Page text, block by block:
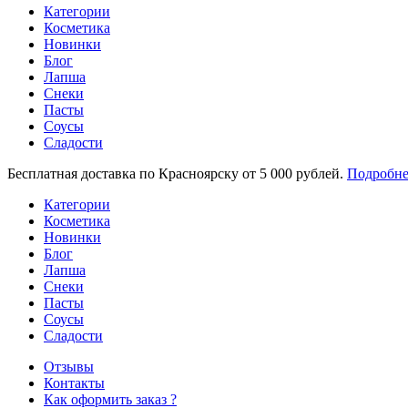
Категории
Косметика
Новинки
Блог
Лапша
Снеки
Пасты
Соусы
Сладости
Бесплатная доставка по Красноярску от 5 000 рублей.
Категории
Косметика
Новинки
Блог
Лапша
Снеки
Пасты
Соусы
Сладости
Отзывы
Контакты
Как оформить заказ ?